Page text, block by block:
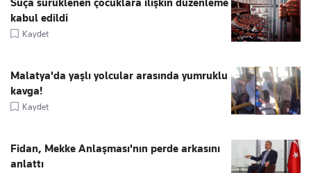
Suça sürüklenen çocuklara ilişkin düzenleme
kabul edildi
Kaydet
Malatya'da yaşlı yolcular arasında yumruklu
kavga!
Kaydet
Fidan, Mekke Anlaşması'nın perde arkasını
anlattı